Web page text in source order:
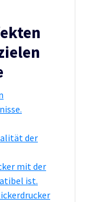
der
mit der
ist.